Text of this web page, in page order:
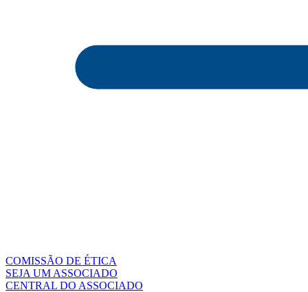
COMISSÃO DE ÉTICA
SEJA UM ASSOCIADO
CENTRAL DO ASSOCIADO